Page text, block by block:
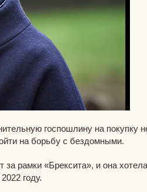
госпошлину на покупку
на борьбу с бездомными.
рамки «Брексита», и она
году.